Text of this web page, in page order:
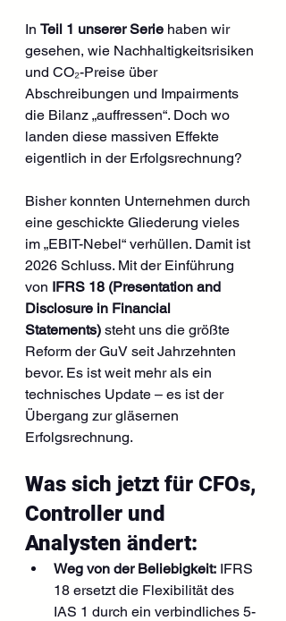
In Teil 1 unserer Serie haben wir
gesehen, wie Nachhaltigkeitsrisiken
und CO₂-Preise über
Abschreibungen und Impairments
die Bilanz „auffressen“. Doch wo
landen diese massiven Effekte
eigentlich in der Erfolgsrechnung?
Bisher konnten Unternehmen durch
eine geschickte Gliederung vieles
im „EBIT-Nebel“ verhüllen. Damit ist
2026 Schluss. Mit der Einführung
von IFRS 18 (Presentation and
Disclosure in Financial
Statements) steht uns die größte
Reform der GuV seit Jahrzehnten
bevor. Es ist weit mehr als ein
technisches Update – es ist der
Übergang zur gläsernen
Erfolgsrechnung.
Was sich jetzt für CFOs,
Controller und
Analysten ändert:
Weg von der Beliebigkeit: IFRS
18 ersetzt die Flexibilität des
IAS 1 durch ein verbindliches 5-